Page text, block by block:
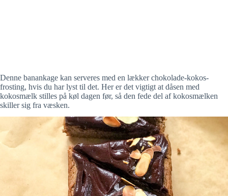
Denne banankage kan serveres med en lækker chokolade-kokos-
frosting, hvis du har lyst til det. Her er det vigtigt at dåsen med
kokosmælk stilles på køl dagen før, så den fede del af kokosmælken
skiller sig fra væsken.